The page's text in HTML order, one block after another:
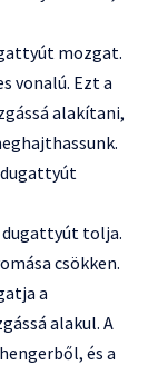
mozgat.
vonalú. Ezt a
alakítani,
dugattyút tolja.
csökken.
a
alakul. A
és a